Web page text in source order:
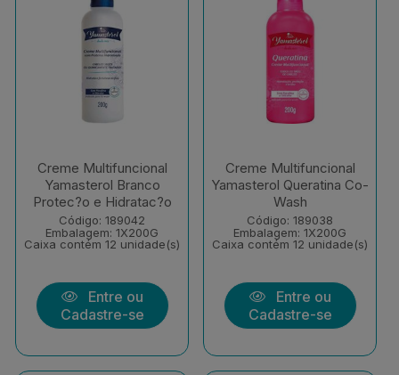
Creme Multifuncional
Yamasterol Branco
Protec?o e Hidratac?o
Código: 189042
Embalagem: 1X200G
Caixa contém 12 unidade(s)
Entre ou
Cadastre-se
Creme Multifuncional
Yamasterol Queratina Co-
Wash
Código: 189038
Embalagem: 1X200G
Caixa contém 12 unidade(s)
Entre ou
Cadastre-se